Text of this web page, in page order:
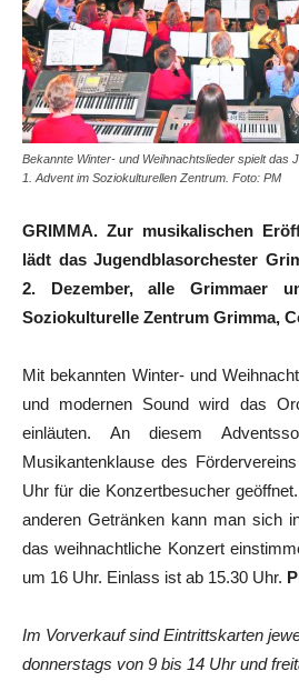
Bekannte Winter- und Weihnachtslieder spielt das
1. Advent im Soziokulturellen Zentrum. Foto: PM
GRIMMA. Zur musikalischen
lädt das Jugendblasorchester
2. Dezember, alle Grimmaer
Soziokulturelle Zentrum Grimma,
Mit bekannten Winter- und
und modernen Sound wird das
einläuten. An diesem
Musikantenklause des
Uhr für die Konzertbesucher
anderen Getränken kann man sich
das weihnachtliche Konzert
um 16 Uhr. Einlass ist ab 15.30 Uhr.
Im Vorverkauf sind Eintrittskarten
donnerstags von 9 bis 14 Uhr und